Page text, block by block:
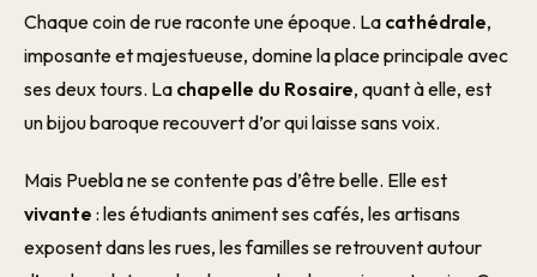
Chaque coin de rue raconte une époque. La cathédrale,
imposante et majestueuse, domine la place principale avec
ses deux tours. La chapelle du Rosaire, quant à elle, est
un bijou baroque recouvert d’or qui laisse sans voix.
Mais Puebla ne se contente pas d’être belle. Elle est
vivante : les étudiants animent ses cafés, les artisans
exposent dans les rues, les familles se retrouvent autour